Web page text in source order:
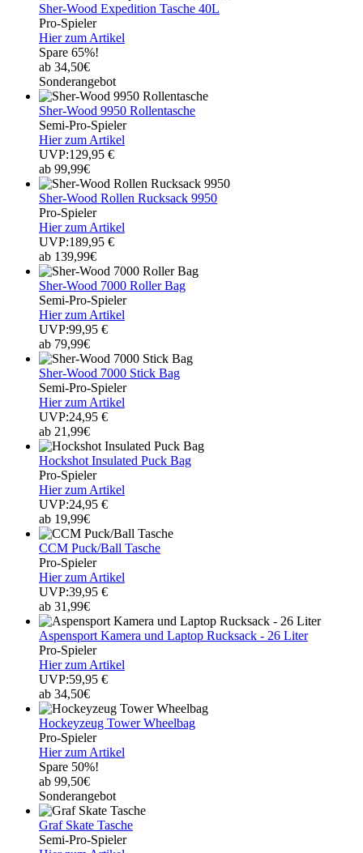
Sher-Wood Expedition Tasche 40L
Pro-Spieler
Hier zum Artikel
Spare 65%!
ab 34,50€
Sonderangebot
Sher-Wood 9950 Rollentasche
Semi-Pro-Spieler
Hier zum Artikel
UVP:129,95 €
ab 99,99€
Sher-Wood Rollen Rucksack 9950
Pro-Spieler
Hier zum Artikel
UVP:189,95 €
ab 139,99€
Sher-Wood 7000 Roller Bag
Semi-Pro-Spieler
Hier zum Artikel
UVP:99,95 €
ab 79,99€
Sher-Wood 7000 Stick Bag
Semi-Pro-Spieler
Hier zum Artikel
UVP:24,95 €
ab 21,99€
Hockshot Insulated Puck Bag
Pro-Spieler
Hier zum Artikel
UVP:24,95 €
ab 19,99€
CCM Puck/Ball Tasche
Pro-Spieler
Hier zum Artikel
UVP:39,95 €
ab 31,99€
Aspensport Kamera und Laptop Rucksack - 26 Liter
Pro-Spieler
Hier zum Artikel
UVP:59,95 €
ab 34,50€
Hockeyzeug Tower Wheelbag
Pro-Spieler
Hier zum Artikel
Spare 50%!
ab 99,50€
Sonderangebot
Graf Skate Tasche
Semi-Pro-Spieler